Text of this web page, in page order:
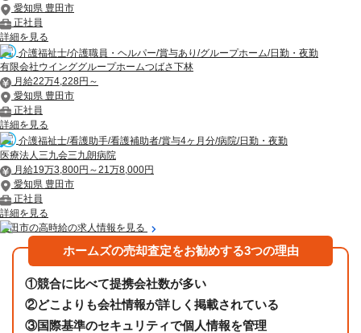
愛知県 豊田市
正社員
詳細を見る
介護福祉士/介護職員・ヘルパー/賞与あり/グループホーム/日勤・夜勤
有限会社ウインググループホームつばさ下林
月給22万4,228円～
愛知県 豊田市
正社員
詳細を見る
介護福祉士/看護助手/看護補助者/賞与4ヶ月分/病院/日勤・夜勤
医療法人三九会三九朗病院
月給19万3,800円～21万8,000円
愛知県 豊田市
正社員
詳細を見る
豊田市の高時給の求人情報を見る
ホームズの売却査定をお勧めする3つの理由
①競合に比べて提携会社数が多い
②どこよりも会社情報が詳しく掲載されている
③国際基準のセキュリティで個人情報を管理